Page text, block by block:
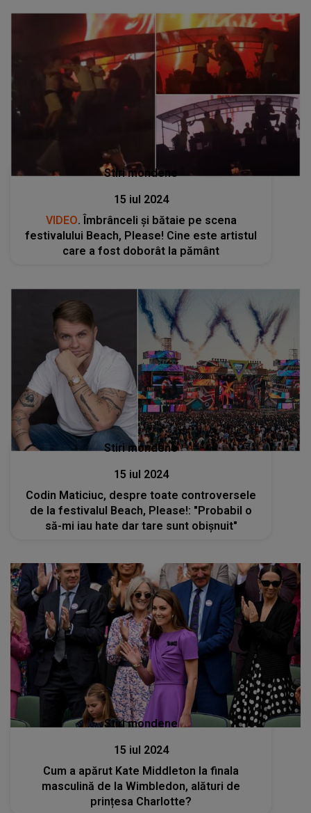
Stiri mondene
15 iul 2024
VIDEO. Îmbrânceli și bătaie pe scena
festivalului Beach, Please! Cine este artistul
care a fost doborât la pământ
Stiri mondene
15 iul 2024
Codin Maticiuc, despre toate controversele
de la festivalul Beach, Please!: "Probabil o
să-mi iau hate dar tare sunt obișnuit"
Stiri mondene
15 iul 2024
Cum a apărut Kate Middleton la finala
masculină de la Wimbledon, alături de
prințesa Charlotte?